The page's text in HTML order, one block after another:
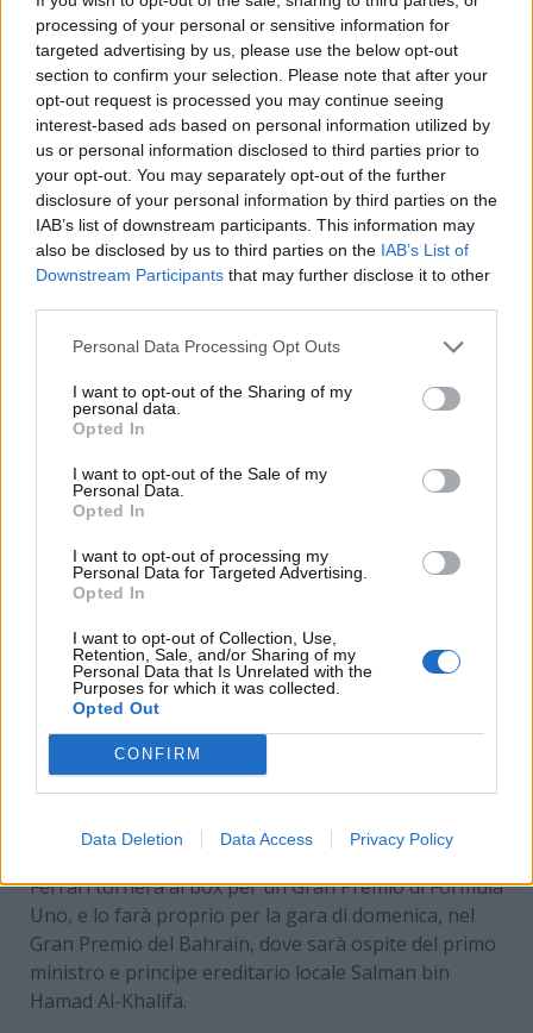
processing of your personal or sensitive information for
targeted advertising by us, please use the below opt-out
section to confirm your selection. Please note that after your
opt-out request is processed you may continue seeing
interest-based ads based on personal information utilized by
us or personal information disclosed to third parties prior to
your opt-out. You may separately opt-out of the further
disclosure of your personal information by third parties on the
IAB’s list of downstream participants. This information may
also be disclosed by us to third parties on the IAB’s List of
Downstream Participants that may further disclose it to other
Personal Data Processing Opt Outs
I want to opt-out of the Sharing of my
personal data.
Opted In
I want to opt-out of the Sale of my
Personal Data.
Opted In
I want to opt-out of processing my
Personal Data for Targeted Advertising.
Opted In
I want to opt-out of Collection, Use,
Retention, Sale, and/or Sharing of my
Personal Data that Is Unrelated with the
Purposes for which it was collected.
Opted Out
CONFIRM
Data Deletion Data Access Privacy Policy
già si preannuncia come una sorta di sliding doors.
Formula Uno, prevista la
presenza di Luca Cordero di
Montezemolo in Bahrain
La presenza in Bahrain di Luca Cordero di
Montezemolo, volto storico della Scuderia Ferrari e
piacere agli appassionati del team di Maranello.
Scuderia Ferrari: al GP di Bahrain prevista la
presenza del grande ex Luca Cordero di
Montezemolo – www.motorinews24.com
Ferrari tornerà ai box per un Gran Premio di Formula
Uno, e lo farà proprio per la gara di domenica, nel
Gran Premio del Bahrain, dove sarà ospite del primo
ministro e principe ereditario locale Salman bin
Hamad Al-Khalifa.